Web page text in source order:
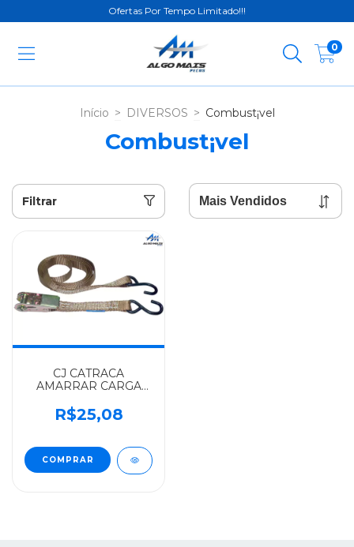
Ofertas Por Tempo Limitado!!!
0
Início > DIVERSOS > Combust¡vel
Combust¡vel
Filtrar
CJ CATRACA
AMARRAR CARGA
3000X25MM 1TON.
DIVERSOS
512964
R$25,08